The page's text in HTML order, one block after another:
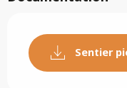
Sentier